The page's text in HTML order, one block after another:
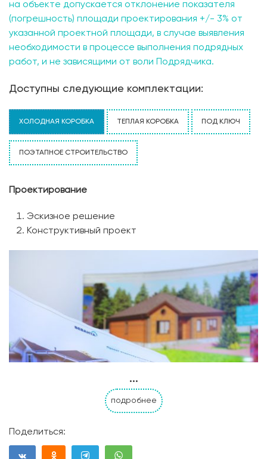
на объекте допускается отклонение показателя
(погрешность) площади проектирования +/- 3% от
указанной проектной площади, в случае выявления
необходимости в процессе выполнения подрядных
работ, и не зависящими от воли Подрядчика.
Доступны следующие комплектации:
ХОЛОДНАЯ КОРОБКА ТЕПЛАЯ КОРОБКА ПОД КЛЮЧ
ПОЭТАПНОЕ СТРОИТЕЛЬСТВО
Проектирование
Эскизное решение
Конструктивный проект
...
подробнее
Поделиться: